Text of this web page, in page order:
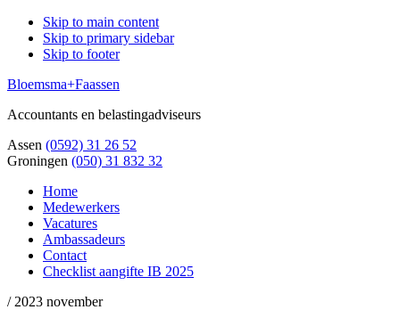
Skip to main content
Skip to primary sidebar
Skip to footer
Bloemsma+Faassen
Accountants en belastingadviseurs
Assen (0592) 31 26 52
Groningen (050) 31 832 32
Home
Medewerkers
Vacatures
Ambassadeurs
Contact
Checklist aangifte IB 2025
/ 2023 november